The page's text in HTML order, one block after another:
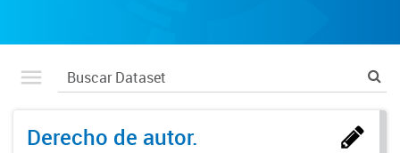
Derecho de autor.